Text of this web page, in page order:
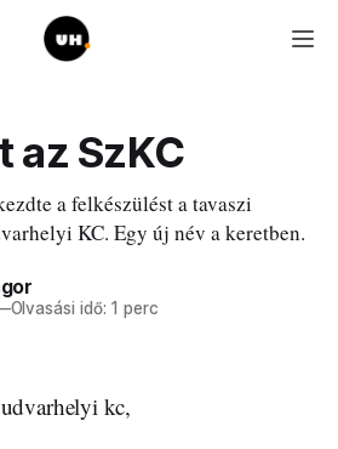
az SzKC
a felkészülést a tavaszi
KC. Egy új név a keretben.
Olvasási idő: 1 perc